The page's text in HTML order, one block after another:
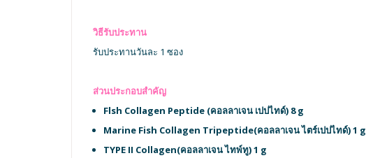
วิธีรับประทาน
รับประทานวันละ 1 ซอง
ส่วนประกอบสำคัญ
Flsh Collagen Peptide (คอลลาเจน เปปไทด์) 8 g
Marine Fish Collagen Tripeptide(คอลลาเจน ไตร์เปปไทด์) 1 g
TYPE II Collagen(คอลลาเจน ไทพ์ทู) 1 g